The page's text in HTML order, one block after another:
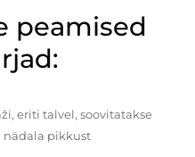
peamised
eriti talvel, soovitatakse
pikkust